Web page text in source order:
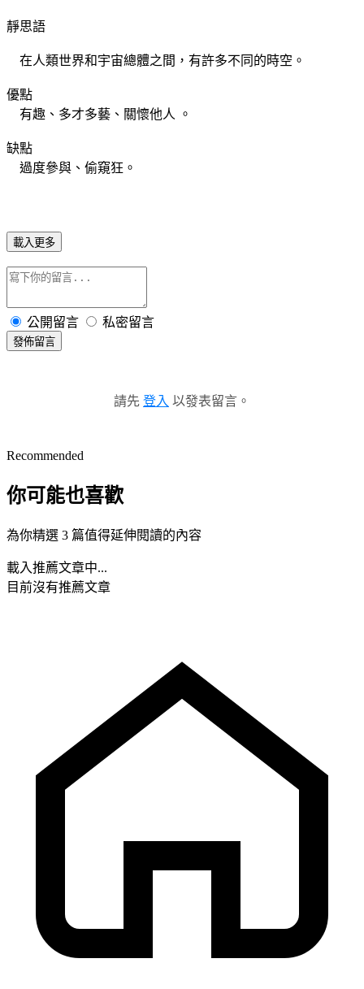
靜思語
在人類世界和宇宙總體之間，有許多不同的時空。
優點
有趣、多才多藝、關懷他人 。
缺點
過度參與、偷窺狂。
載入更多
公開留言 私密留言
發佈留言
請先 登入 以發表留言。
Recommended
你可能也喜歡
為你精選 3 篇值得延伸閱讀的內容
載入推薦文章中...
目前沒有推薦文章